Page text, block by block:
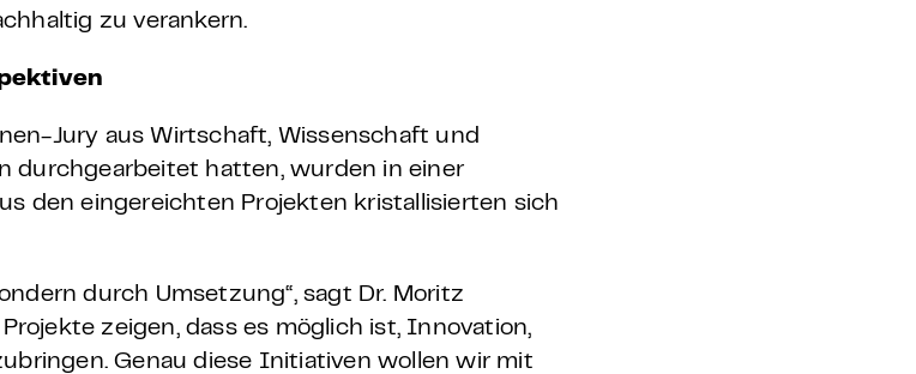
zu verankern.
Jury aus Wirtschaft, Wissenschaft und
durchgearbeitet hatten, wurden in einer
den eingereichten Projekten kristallisierten sich
durch Umsetzung“, sagt Dr. Moritz
zeigen, dass es möglich ist, Innovation,
Genau diese Initiativen wollen wir mit